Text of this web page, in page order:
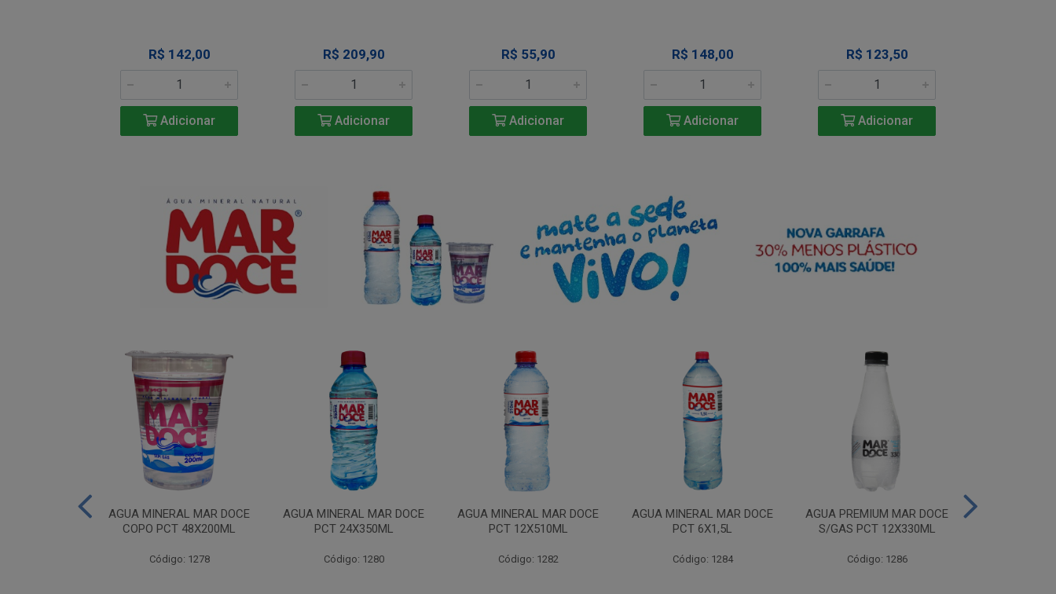
R$ 142,00
Adicionar
R$ 209,90
Adicionar
R$ 55,90
Adicionar
R$ 148,00
Adicionar
R$ 123,50
Adicionar
AGUA MINERAL MAR DOCE
COPO PCT 48X200ML
Código: 1278
AGUA MINERAL MAR DOCE
PCT 24X350ML
Código: 1280
AGUA MINERAL MAR DOCE
PCT 12X510ML
Código: 1282
AGUA MINERAL MAR DOCE
PCT 6X1,5L
Código: 1284
AGUA PREMIUM MAR DOCE
S/GAS PCT 12X330ML
Código: 1286